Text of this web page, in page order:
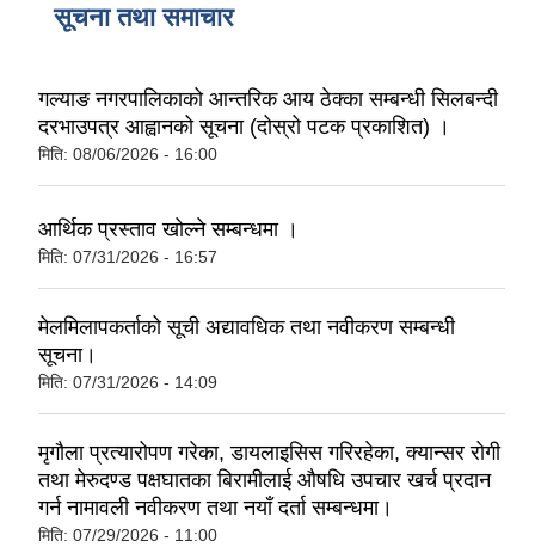
सूचना तथा समाचार
गल्याङ नगरपालिकाको आन्तरिक आय ठेक्का सम्बन्धी सिलबन्दी
दरभाउपत्र आह्वानको सूचना (दोस्रो पटक प्रकाशित) ।
मिति: 08/06/2026 - 16:00
आर्थिक प्रस्ताव खोल्ने सम्बन्धमा ।
मिति: 07/31/2026 - 16:57
मेलमिलापकर्ताको सूची अद्यावधिक तथा नवीकरण सम्बन्धी
सूचना।
मिति: 07/31/2026 - 14:09
मृगौला प्रत्यारोपण गरेका, डायलाइसिस गरिरहेका, क्यान्सर रोगी
तथा मेरुदण्ड पक्षघातका बिरामीलाई औषधि उपचार खर्च प्रदान
गर्न नामावली नवीकरण तथा नयाँ दर्ता सम्बन्धमा।
मिति: 07/29/2026 - 11:00